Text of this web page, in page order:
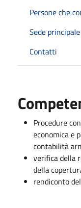
Persone che
Sede principale
Contatti
Procedure
economica e
contabilità
verifica della
della
rendiconto